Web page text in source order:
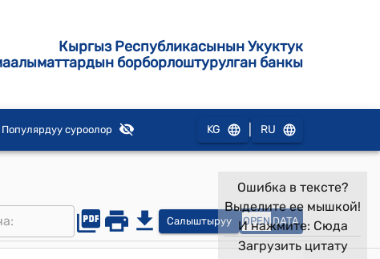
Кыргыз Республикасынын Укуктук
борборлоштурулган банкы
Популярдуу суроолор KG RU
Салыштыруу OPEN DATA
Ошибка в тексте?
Выделите ее мышкой!
И нажмите: Сюда
Загрузить цитату